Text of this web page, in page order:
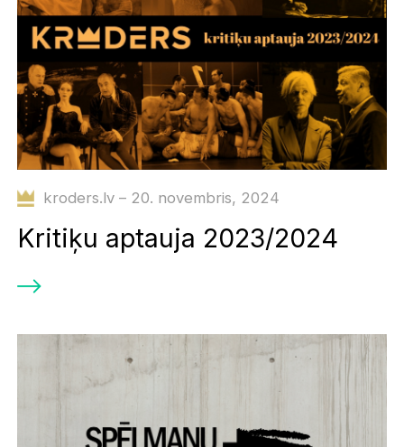
kroders.lv – 20. novembris, 2024
Kritiķu aptauja 2023/2024